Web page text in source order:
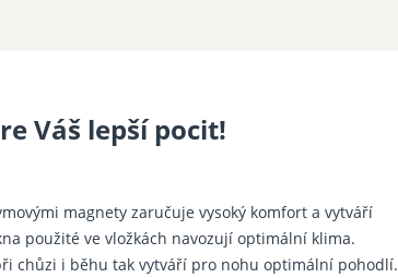
Váš lepší pocit!
magnety zaručuje vysoký komfort a vytváří
použité ve vložkách navozují optimální klima.
chůzi i běhu tak vytváří pro nohu optimální pohodlí.